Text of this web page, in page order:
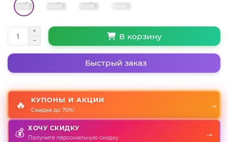
В корзину
Быстрый заказ
🔥 КУПОНЫ И АКЦИИ
Скидки до 70%!
→
💰 ХОЧУ СКИДКУ
Получите персональную скидку →